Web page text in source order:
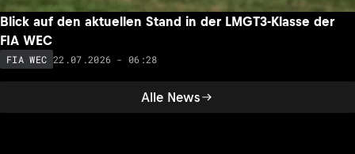
Alle News
Blick auf den aktuellen Stand in der LMGT3-Klasse der
FIA WEC
FIA WEC 22.07.2026 - 06:28